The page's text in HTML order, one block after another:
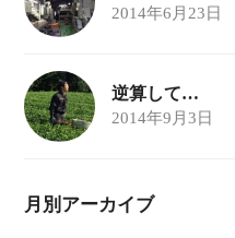
2014年6月23日
逆算して…
2014年9月3日
月別アーカイブ